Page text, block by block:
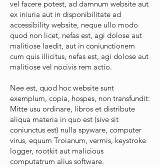
vel facere potest, ad damnum website aut
ex iniuria aut in disponibilitate ad
accessibility website, neque ullo modo
quod non licet, nefas est, agi dolose aut
malitiose laedit, aut in coniunctionem
cum quis illicitus, nefas est, agi dolose aut
malitiose vel nocivis rem actio.
Nee est, quod hoc website sunt
exemplum, copia, hospes, non transfundit:
Mitte usu ordinare, libros et distribute
aliqua materia in quo est (sive sit
coniunctus est) nulla spyware, computer
virus, equum Troianum, vermis, keystroke
logger, rootkit aut malicious
computatrum alius software.